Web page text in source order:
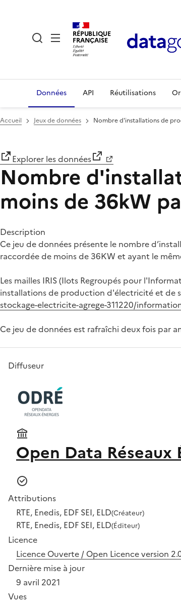
RÉPUBLIQUE
FRANÇAISE
Données API Réutilisations
Accueil Jeux de données Nombre d'installations de
Explorer les données
Nombre
moins de 36kW
Description
Ce jeu de données présente le nombre
raccordée de moins de 36KW et ayant le
Les mailles IRIS (Ilots Regroupés pour
installations de production d'électricité et de
stockage-electricite-agrege-311220/
Ce jeu de données est rafraîchi deux fois par
Diffuseur
Open Data Réseaux
Attributions
RTE, Enedis, EDF SEI, ELD(Créateur)
RTE, Enedis, EDF SEI, ELD(Éditeur)
Licence
Licence Ouverte / Open Licence version
Dernière mise à jour
9 avril 2021
Vues